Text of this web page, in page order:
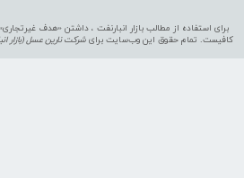
برای استفاده از مطالب بازار انبارنفت ، داشتن «هدف
کافیست. تمام حقوق اين وب‌سايت برای شرکت نارین عسل (بازار